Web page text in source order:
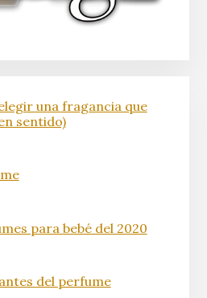
una fragancia que
sentido)
para bebé del 2020
del perfume